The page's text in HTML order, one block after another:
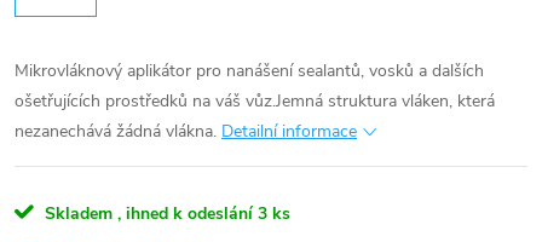
Mikrovláknový aplikátor pro nanášení sealantů, vosků a dalších
ošetřujících prostředků na váš vůz.Jemná struktura vláken, která
nezanechává žádná vlákna. Detailní informace
Skladem , ihned k odeslání 3 ks